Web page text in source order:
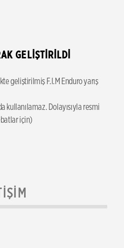
GELİŞTİRİLDİ
geliştirilmiş F.I.M Enduro yarış
kullanılamaz. Dolayısıyla resmi
için)